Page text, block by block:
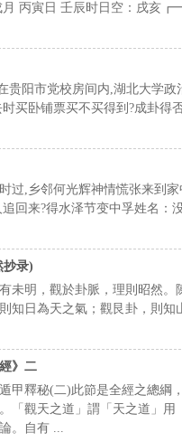
戌月 丙寅日 壬辰时
贵阳市党校房间内,湖北大学
买卧铺票买不买得到?成卦
过,乡邻何光辉神情慌张来到
把人追回来?得水泽节
抄录)
未明，觀於卦脈，理則昭然
知日為天之氣；觀艮卦，則
》二
甲釋秘(二)此節是全經之總
「觀天之道」謂「天之道」
。自有 ...